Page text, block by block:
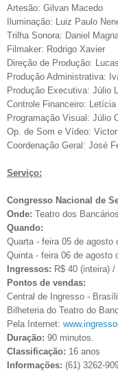
Artesão: Gilvan Macedo
Iluminação: Luiz Paulo
Trilha Sonora: Daniel
Filmaker: Rodrigo Xavier
Direção de Produção:
Produção Administrativa:
Produção Executiva: Júlio
Controle Financeiro: Letícia
Programação Visual: Júlio
Op. de Som e Vídeo:
Coordenação Geral: José
Serviço:
Congresso Nacional de
Onde: Teatro dos
Quando:
Quarta - feira 05 de agosto
Quinta - feira 06 de agosto
Ingressos: R$ 40 (inteira)
Pontos de vendas:
Central de Ingresso -
Bilheteria do Teatro do
Pela Internet:
Duração: 90 minutos.
Classificação: 16 anos
Informações: (61) 3262-